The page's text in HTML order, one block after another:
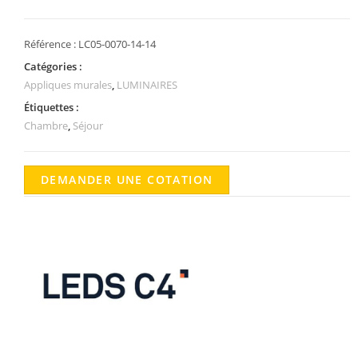
Référence : LC05-0070-14-14
Catégories :
Appliques murales, LUMINAIRES
Étiquettes :
Chambre, Séjour
DEMANDER UNE COTATION